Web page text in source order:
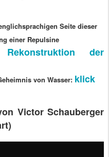
Seite dieser
einer Repulsine
der
von Wasser: klick
Victor Schauberger